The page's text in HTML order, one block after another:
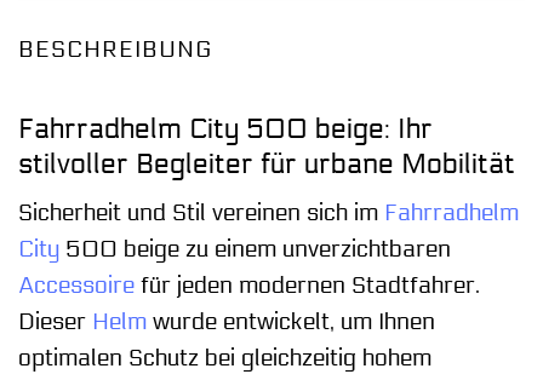
BESCHREIBUNG
Fahrradhelm City 500 beige: Ihr
stilvoller Begleiter für urbane Mobilität
Sicherheit und Stil vereinen sich im Fahrradhelm
City 500 beige zu einem unverzichtbaren
Accessoire für jeden modernen Stadtfahrer.
Dieser Helm wurde entwickelt, um Ihnen
optimalen Schutz bei gleichzeitig hohem